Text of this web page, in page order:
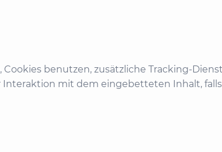
benutzen, zusätzliche Tracking-
mit dem eingebetteten Inhalt,